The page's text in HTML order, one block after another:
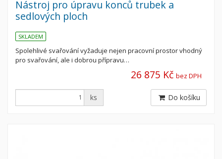
Nástroj pro úpravu konců trubek a
sedlových ploch
SKLADEM
Spolehlivé svařování vyžaduje nejen pracovní prostor vhodný
pro svařování, ale i dobrou přípravu…
26 875 Kč bez DPH
ks Do košíku